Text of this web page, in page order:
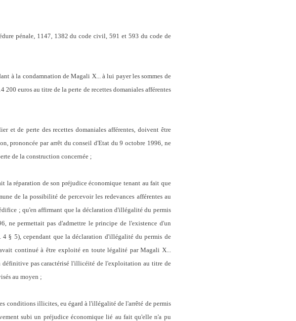
pénale, 1147, 1382 du code civil, 591 et 593 du code de
à la condamnation de Magali X... à lui payer les sommes de
euros au titre de la perte de recettes domaniales afférentes
et de perte des recettes domaniales afférentes, doivent être
prononcée par arrêt du conseil d'Etat du 9 octobre 1996, ne
de la construction concernée ;
la réparation de son préjudice économique tenant au fait que
de la possibilité de percevoir les redevances afférentes au
; qu'en affirmant que la déclaration d'illégalité du permis
ne permettait pas d'admettre le principe de l'existence d'un
§ 5), cependant que la déclaration d'illégalité du permis de
continué à être exploité en toute légalité par Magali X...
définitive pas caractérisé l'illicéité de l'exploitation au titre de
au moyen ;
conditions illicites, eu égard à l'illégalité de l'arrêté de permis
subi un préjudice économique lié au fait qu'elle n'a pu